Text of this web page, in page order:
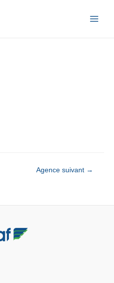
Agence suivant →